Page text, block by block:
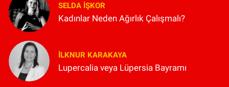
SELDA İŞKOR
Kadınlar Neden Ağırlık Çalışmalı?
İLKNUR KARAKAYA
Lupercalia veya Lüpersia Bayramı